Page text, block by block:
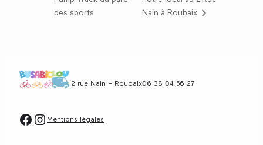
des sports
Nain à Roubaix
2 rue Nain – Roubaix06 38 04 56 27
Facebook
Instagram
Mentions légales